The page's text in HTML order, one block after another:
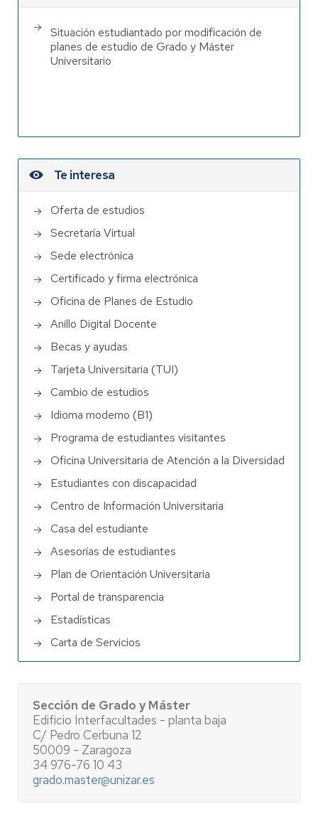
Situación estudiantado por modificación de
planes de estudio de Grado y Máster
Universitario
Te interesa
Oferta de estudios
Secretaría Virtual
Sede electrónica
Certificado y firma electrónica
Oficina de Planes de Estudio
Anillo Digital Docente
Becas y ayudas
Tarjeta Universitaria (TUI)
Cambio de estudios
Idioma moderno (B1)
Programa de estudiantes visitantes
Oficina Universitaria de Atención a la Diversidad
Estudiantes con discapacidad
Centro de Información Universitaria
Casa del estudiante
Asesorías de estudiantes
Plan de Orientación Universitaria
Portal de transparencia
Estadísticas
Carta de Servicios
Sección de Grado y Máster
Edificio Interfacultades - planta baja
C/ Pedro Cerbuna 12
50009 - Zaragoza
34 976-76 10 43
grado.master@unizar.es